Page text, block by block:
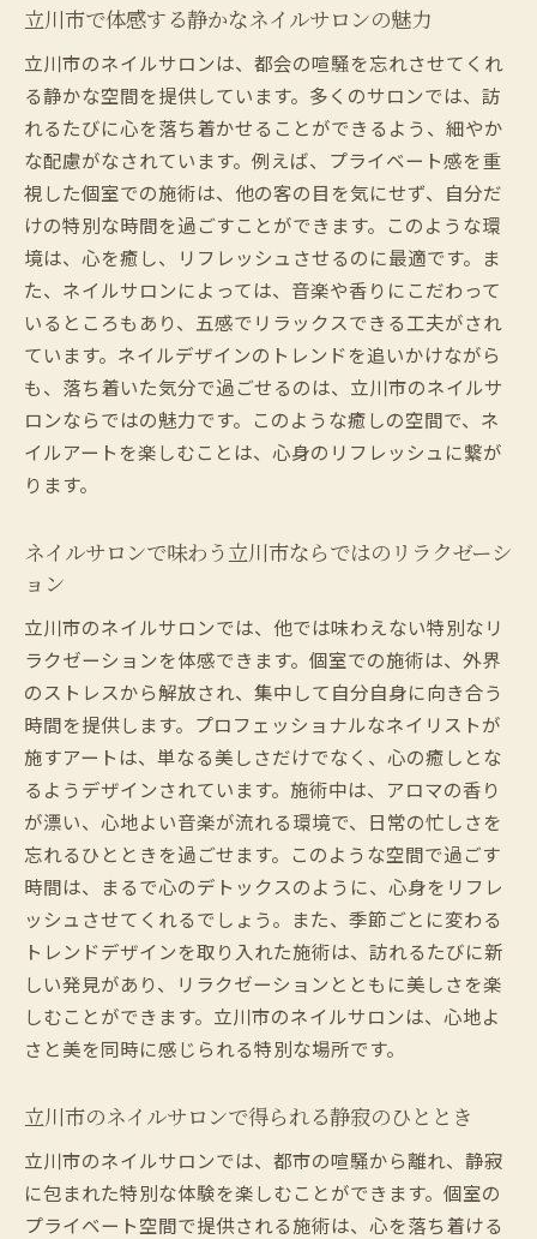
立川市で体感する静かなネイルサロンの魅力
立川市のネイルサロンは、都会の喧騒を忘れさせてくれ
る静かな空間を提供しています。多くのサロンでは、訪
れるたびに心を落ち着かせることができるよう、細やか
な配慮がなされています。例えば、プライベート感を重
視した個室での施術は、他の客の目を気にせず、自分だ
けの特別な時間を過ごすことができます。このような環
境は、心を癒し、リフレッシュさせるのに最適です。ま
た、ネイルサロンによっては、音楽や香りにこだわって
いるところもあり、五感でリラックスできる工夫がされ
ています。ネイルデザインのトレンドを追いかけながら
も、落ち着いた気分で過ごせるのは、立川市のネイルサ
ロンならではの魅力です。このような癒しの空間で、ネ
イルアートを楽しむことは、心身のリフレッシュに繋が
ります。
ネイルサロンで味わう立川市ならではのリラクゼーシ
ョン
立川市のネイルサロンでは、他では味わえない特別なリ
ラクゼーションを体感できます。個室での施術は、外界
のストレスから解放され、集中して自分自身に向き合う
時間を提供します。プロフェッショナルなネイリストが
施すアートは、単なる美しさだけでなく、心の癒しとな
るようデザインされています。施術中は、アロマの香り
が漂い、心地よい音楽が流れる環境で、日常の忙しさを
忘れるひとときを過ごせます。このような空間で過ごす
時間は、まるで心のデトックスのように、心身をリフレ
ッシュさせてくれるでしょう。また、季節ごとに変わる
トレンドデザインを取り入れた施術は、訪れるたびに新
しい発見があり、リラクゼーションとともに美しさを楽
しむことができます。立川市のネイルサロンは、心地よ
さと美を同時に感じられる特別な場所です。
立川市のネイルサロンで得られる静寂のひととき
立川市のネイルサロンでは、都市の喧騒から離れ、静寂
に包まれた特別な体験を楽しむことができます。個室の
プライベート空間で提供される施術は、心を落ち着ける